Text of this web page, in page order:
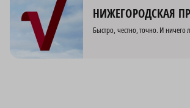
НИЖЕГОРОДСКАЯ
Быстро, честно, точно. И ничего